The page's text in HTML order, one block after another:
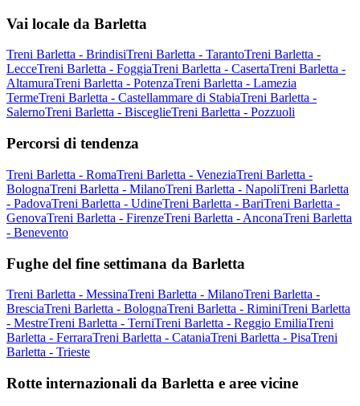
Vai locale da Barletta
Treni Barletta - BrindisiTreni Barletta - TarantoTreni Barletta -
LecceTreni Barletta - FoggiaTreni Barletta - CasertaTreni Barletta -
AltamuraTreni Barletta - PotenzaTreni Barletta - Lamezia
TermeTreni Barletta - Castellammare di StabiaTreni Barletta -
SalernoTreni Barletta - BisceglieTreni Barletta - Pozzuoli
Percorsi di tendenza
Treni Barletta - RomaTreni Barletta - VeneziaTreni Barletta -
BolognaTreni Barletta - MilanoTreni Barletta - NapoliTreni Barletta
- PadovaTreni Barletta - UdineTreni Barletta - BariTreni Barletta -
GenovaTreni Barletta - FirenzeTreni Barletta - AnconaTreni Barletta
- Benevento
Fughe del fine settimana da Barletta
Treni Barletta - MessinaTreni Barletta - MilanoTreni Barletta -
BresciaTreni Barletta - BolognaTreni Barletta - RiminiTreni Barletta
- MestreTreni Barletta - TerniTreni Barletta - Reggio EmiliaTreni
Barletta - FerraraTreni Barletta - CataniaTreni Barletta - PisaTreni
Barletta - Trieste
Rotte internazionali da Barletta e aree vicine